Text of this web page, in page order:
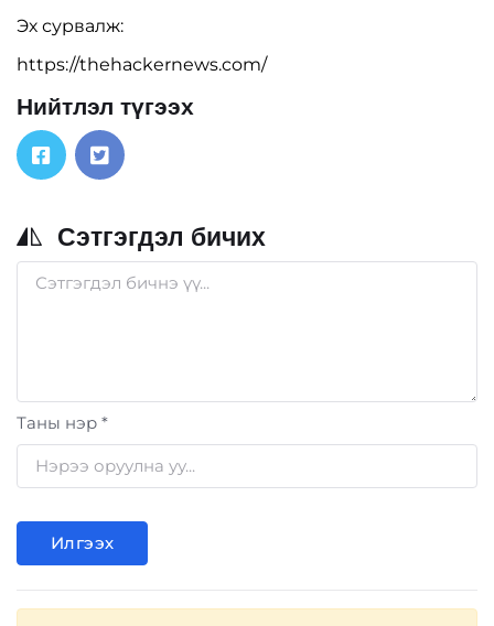
Эх сурвалж:
https://thehackernews.com/
Нийтлэл түгээх
Сэтгэгдэл бичих
Таны нэр *
Илгээх